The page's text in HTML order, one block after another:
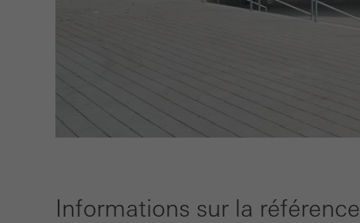
Informations sur la référence